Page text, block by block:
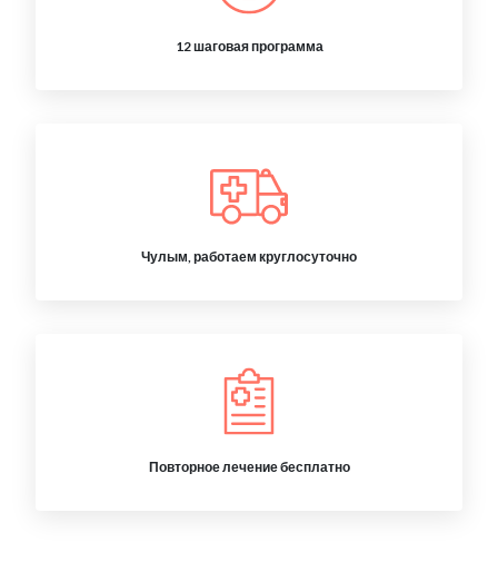
12 шаговая программа
Чулым, работаем круглосуточно
Повторное лечение бесплатно